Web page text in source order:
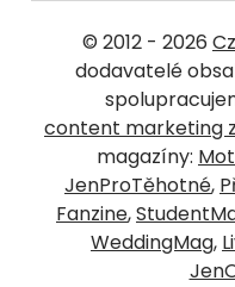
© 2012 - 2026
dodavatelé
content marketing
magazíny:
JenProTěhotné,
Fanzine,
WeddingMag,